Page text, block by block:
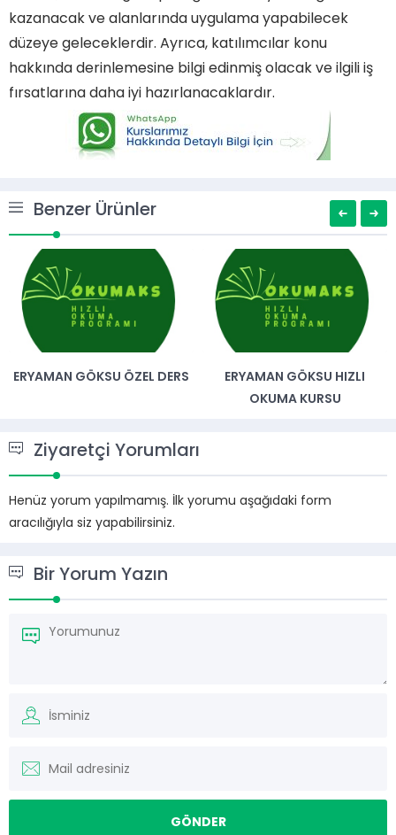
kazanacak ve alanlarında uygulama yapabilecek
düzeye geleceklerdir. Ayrıca, katılımcılar konu
hakkında derinlemesine bilgi edinmiş olacak ve ilgili iş
fırsatlarına daha iyi hazırlanacaklardır.
Benzer Ürünler
ERYAMAN GÖKSU ÖZEL DERS
ERYAMAN GÖKSU HIZLI
OKUMA KURSU
Ziyaretçi Yorumları
Henüz yorum yapılmamış. İlk yorumu aşağıdaki form
aracılığıyla siz yapabilirsiniz.
Bir Yorum Yazın